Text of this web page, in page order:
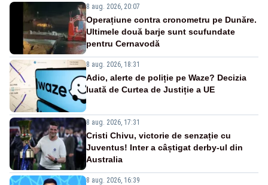
8 aug. 2026, 20:07
Operațiune contra cronometru pe Dunăre.
Ultimele două barje sunt scufundate
pentru Cernavodă
8 aug. 2026, 18:31
Adio, alerte de poliție pe Waze? Decizia
luată de Curtea de Justiție a UE
8 aug. 2026, 17:31
Cristi Chivu, victorie de senzație cu
Juventus! Inter a câștigat derby-ul din
Australia
8 aug. 2026, 16:39